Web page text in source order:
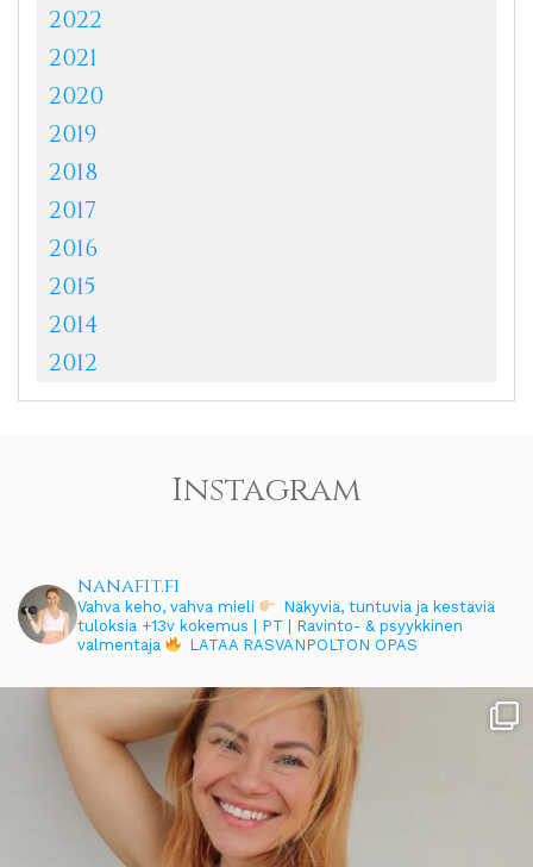
2022
2021
2020
2019
2018
2017
2016
2015
2014
2012
Instagram
nanafit.fi
Vahva keho, vahva mieli
Näkyviä, tuntuvia ja kestäviä
tuloksia +13v kokemus | PT | Ravinto- & psyykkinen
valmentaja
LATAA RASVANPOLTON OPAS